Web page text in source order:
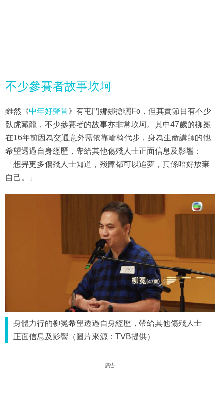
不少參賽者故事坎坷
雖然《中年好聲音》有屯門娜娜搶曬Fo，但其實節目有不少
臥虎藏龍，不少參賽者的故事亦非常坎坷。其中47歲的柳冕
在16年前因為交通意外需依靠輪椅代步，身為生命講師的他
希望透過自身經歷，帶給其他傷殘人士正面信息及影響：
「想畀更多傷殘人士知道，殘障都可以追夢，真係唔好放棄
自己。」
身體力行的柳冕希望透過自身經歷，帶給其他傷殘人士
正面信息及影響（圖片來源：TVB提供）
廣告